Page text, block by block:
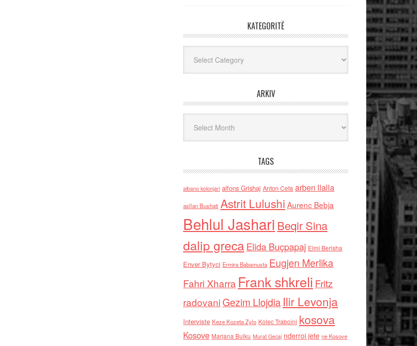
KATEGORITË
ARKIV
TAGS
albano kolonjari alfons Grishaj Anton Cefa arben llalla
asllan Bushati Astrit Lulushi Aurenc Bebja
Behlul Jashari Beqir Sina
dalip grecaElida Buçpapaj Elmi Berisha
Enver Bytyci Ermira Babamusta Eugjen Merlika
Fahri Xharra Frank shkreli Fritz
radovaniGezim Llojdia Ilir Levonja
Interviste Keze Kozeta Zylo Kolec Traboini kosova
Kosove Marjana Bulku Murat Gecaj nderroi jete ne Kosove